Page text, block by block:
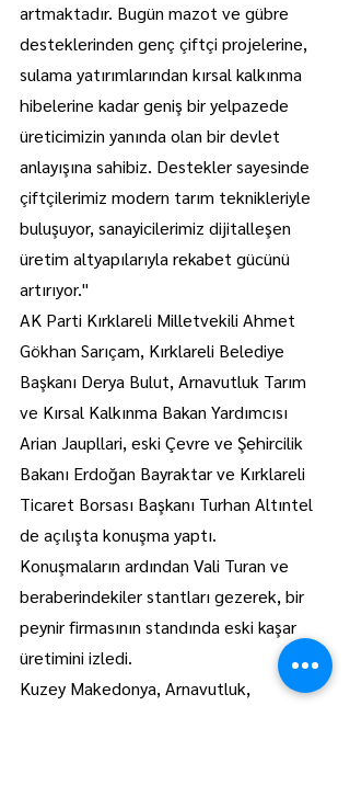
artmaktadır. Bugün mazot ve gübre
desteklerinden genç çiftçi projelerine,
sulama yatırımlarından kırsal kalkınma
hibelerine kadar geniş bir yelpazede
üreticimizin yanında olan bir devlet
anlayışına sahibiz. Destekler sayesinde
çiftçilerimiz modern tarım teknikleriyle
buluşuyor, sanayicilerimiz dijitalleşen
üretim altyapılarıyla rekabet gücünü
artırıyor."
AK Parti Kırklareli Milletvekili Ahmet
Gökhan Sarıçam, Kırklareli Belediye
Başkanı Derya Bulut, Arnavutluk Tarım
ve Kırsal Kalkınma Bakan Yardımcısı
Arian Jaupllari, eski Çevre ve Şehircilik
Bakanı Erdoğan Bayraktar ve Kırklareli
Ticaret Borsası Başkanı Turhan Altıntel
de açılışta konuşma yaptı.
Konuşmaların ardından Vali Turan ve
beraberindekiler stantları gezerek, bir
peynir firmasının standında eski kaşar
üretimini izledi.
Kuzey Makedonya, Arnavutluk,